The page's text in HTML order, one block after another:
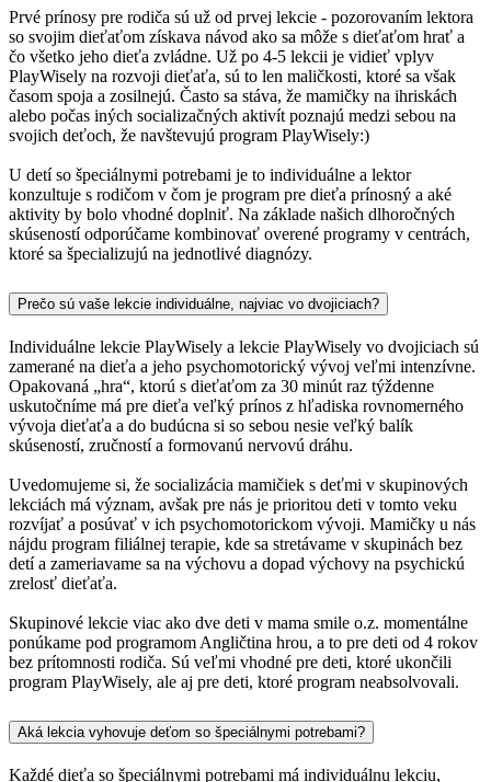
Prvé prínosy pre rodiča sú už od prvej lekcie - pozorovaním lektora
so svojim dieťaťom získava návod ako sa môže s dieťaťom hrať a
čo všetko jeho dieťa zvládne. Už po 4-5 lekcii je vidieť vplyv
PlayWisely na rozvoji dieťaťa, sú to len maličkosti, ktoré sa však
časom spoja a zosilnejú. Často sa stáva, že mamičky na ihriskách
alebo počas iných socializačných aktivít poznajú medzi sebou na
svojich deťoch, že navštevujú program PlayWisely:)
U detí so špeciálnymi potrebami je to individuálne a lektor
konzultuje s rodičom v čom je program pre dieťa prínosný a aké
aktivity by bolo vhodné doplniť. Na základe našich dlhoročných
skúseností odporúčame kombinovať overené programy v centrách,
ktoré sa špecializujú na jednotlivé diagnózy.
Prečo sú vaše lekcie individuálne, najviac vo dvojiciach?
Individuálne lekcie PlayWisely a lekcie PlayWisely vo dvojiciach sú
zamerané na dieťa a jeho psychomotorický vývoj veľmi intenzívne.
Opakovaná „hra“, ktorú s dieťaťom za 30 minút raz týždenne
uskutočníme má pre dieťa veľký prínos z hľadiska rovnomerného
vývoja dieťaťa a do budúcna si so sebou nesie veľký balík
skúseností, zručností a formovanú nervovú dráhu.
Uvedomujeme si, že socializácia mamičiek s deťmi v skupinových
lekciách má význam, avšak pre nás je prioritou deti v tomto veku
rozvíjať a posúvať v ich psychomotorickom vývoji. Mamičky u nás
nájdu program filiálnej terapie, kde sa stretávame v skupinách bez
detí a zameriavame sa na výchovu a dopad výchovy na psychickú
zrelosť dieťaťa.
Skupinové lekcie viac ako dve deti v mama smile o.z. momentálne
ponúkame pod programom Angličtina hrou, a to pre deti od 4 rokov
bez prítomnosti rodiča. Sú veľmi vhodné pre deti, ktoré ukončili
program PlayWisely, ale aj pre deti, ktoré program neabsolvovali.
Aká lekcia vyhovuje deťom so špeciálnymi potrebami?
Každé dieťa so špeciálnymi potrebami má individuálnu lekciu,